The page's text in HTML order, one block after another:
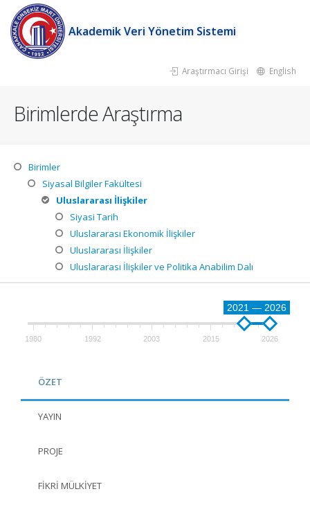
Akademik Veri Yönetim Sistemi
Araştırmacı Girişi English
Birimlerde Araştırma
Birimler
Siyasal Bilgiler Fakültesi
Uluslararası İlişkiler
Siyasi Tarih
Uluslararası Ekonomik İlişkiler
Uluslararası İlişkiler
Uluslararası İlişkiler ve Politika Anabilim Dalı
2021 — 2026
1980 1992 2003 2015 2026
ÖZET
YAYIN
PROJE
FIKRI MÜLKIYET